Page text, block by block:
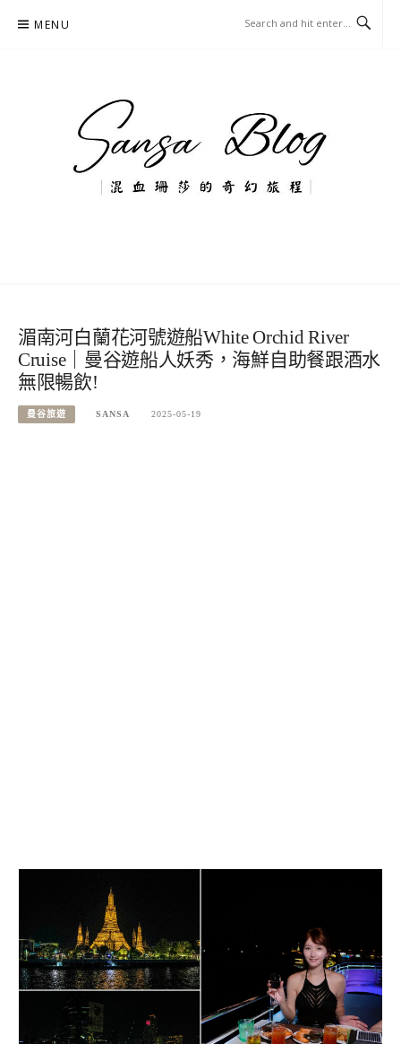
MENU
湄南河白蘭花河號遊船White Orchid River
Cruise｜曼谷遊船人妖秀，海鮮自助餐跟酒水
無限暢飲!
曼谷旅遊 SANSA 2025-05-19